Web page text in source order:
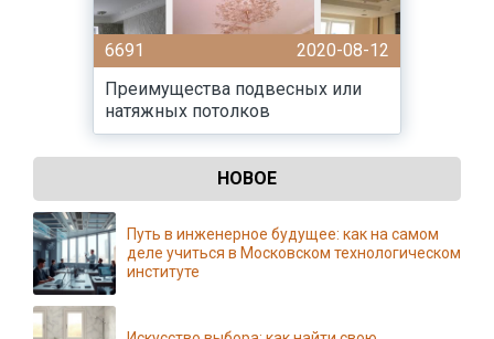
6691
2020-08-12
Преимущества подвесных или
натяжных потолков
НОВОЕ
Путь в инженерное будущее: как на самом
деле учиться в Московском технологическом
институте